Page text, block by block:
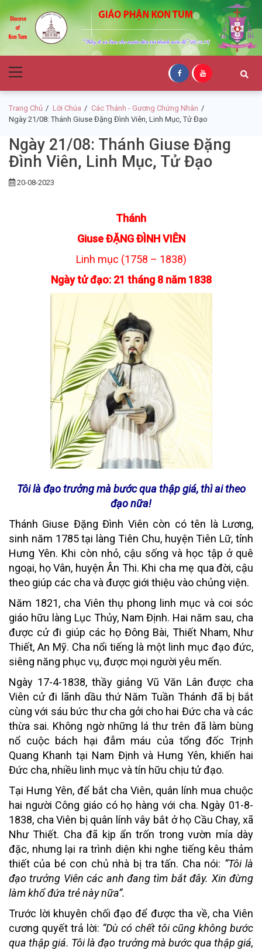
to
navigation
to
content
Giáo Phận Kon
Tum
Menu
Trang Chủ Lời Chúa
Các Thánh - Gương Chứng Nhân
Ngày 21/08: Thánh Giuse Đặng Đình Viên, Linh Mục, Tử Đạo
Ngày 21/08: Thánh Giuse Đặng
Đình Viên, Linh Mục, Tử Đạo
20-08-2023
Thánh
Giuse ĐẶNG ĐÌNH VIÊN
Linh mục (1758 – 1838)
Ngày tử đạo: 21 tháng 8 năm 1838
Tôi là đạo trưởng mà bước qua thập giá, thì ai theo
đạo nữa!
Thánh Giuse Đặng Đình Viên còn có tên là Lương,
sinh năm 1785 tại làng Tiên Chu, huyện Tiên Lữ, tỉnh
Hưng Yên. Khi còn nhỏ, cậu sống và học tập ở quê
ngoại, họ Vân, huyện Ân Thi. Khi cha mẹ qua đời, cậu
theo giúp các cha và được giới thiệu vào chủng viện.
Năm 1821, cha Viên thụ phong linh mục và coi sóc
giáo hữu làng Lục Thủy, Nam Định. Hai năm sau, cha
được cử đi giúp các họ Đông Bài, Thiết Nham, Như
Thiết, An Mỹ. Cha nổi tiếng là một linh mục đạo đức,
siêng năng phục vụ, được mọi người yêu mến.
Ngày 17-4-1838, thầy giảng Vũ Văn Lân được cha
Viên cử đi lãnh dầu thứ Năm Tuần Thánh đã bị bắt
cùng với sáu bức thư cha gởi cho hai Đức cha và các
thừa sai. Không ngờ những lá thư trên đã làm bùng
nổ cuộc bách hại đẫm máu của tổng đốc Trịnh
Quang Khanh tại Nam Định và Hưng Yên, khiến hai
Đức cha, nhiều linh mục và tín hữu chịu tử đạo.
Tại Hưng Yên, để bắt cha Viên, quân lính mua chuộc
hai người Công giáo có họ hàng với cha. Ngày 01-8-
1838, cha Viên bị quân lính vây bắt ở họ Cầu Chay, xã
Như Thiết. Cha đã kịp ẩn trốn trong vườn mía dày
đặc, nhưng lại ra trình diện khi nghe tiếng kêu thảm
thiết của bé con chủ nhà bị tra tấn. Cha nói: “Tôi là
đạo trưởng Viên các anh đang tìm bắt đây. Xin đừng
làm khổ đứa trẻ này nữa”.
Trước lời khuyên chối đạo để được tha về, cha Viên
cương quyết trả lời: “Dù có chết tôi cũng không bước
qua thập giá. Tôi là đạo trưởng mà bước qua thập giá,